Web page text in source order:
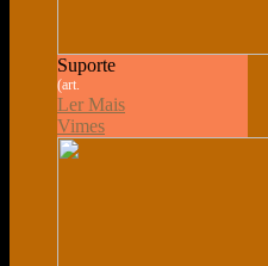
Suporte
(art.
Ler Mais
Vimes